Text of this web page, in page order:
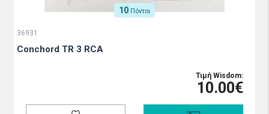
10 Πόντοι
36931
Conchord TR 3 RCA
Τιμή Wisdom:
10.00€